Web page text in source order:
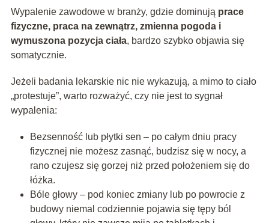
Wypalenie zawodowe w branży, gdzie dominują prace
fizyczne, praca na zewnątrz, zmienna pogoda i
wymuszona pozycja ciała, bardzo szybko objawia się
somatycznie.
Jeżeli badania lekarskie nic nie wykazują, a mimo to ciało
„protestuje”, warto rozważyć, czy nie jest to sygnał
wypalenia:
Bezsenność lub płytki sen – po całym dniu pracy
fizycznej nie możesz zasnąć, budzisz się w nocy, a
rano czujesz się gorzej niż przed położeniem się do
łóżka.
Bóle głowy – pod koniec zmiany lub po powrocie z
budowy niemal codziennie pojawia się tępy ból